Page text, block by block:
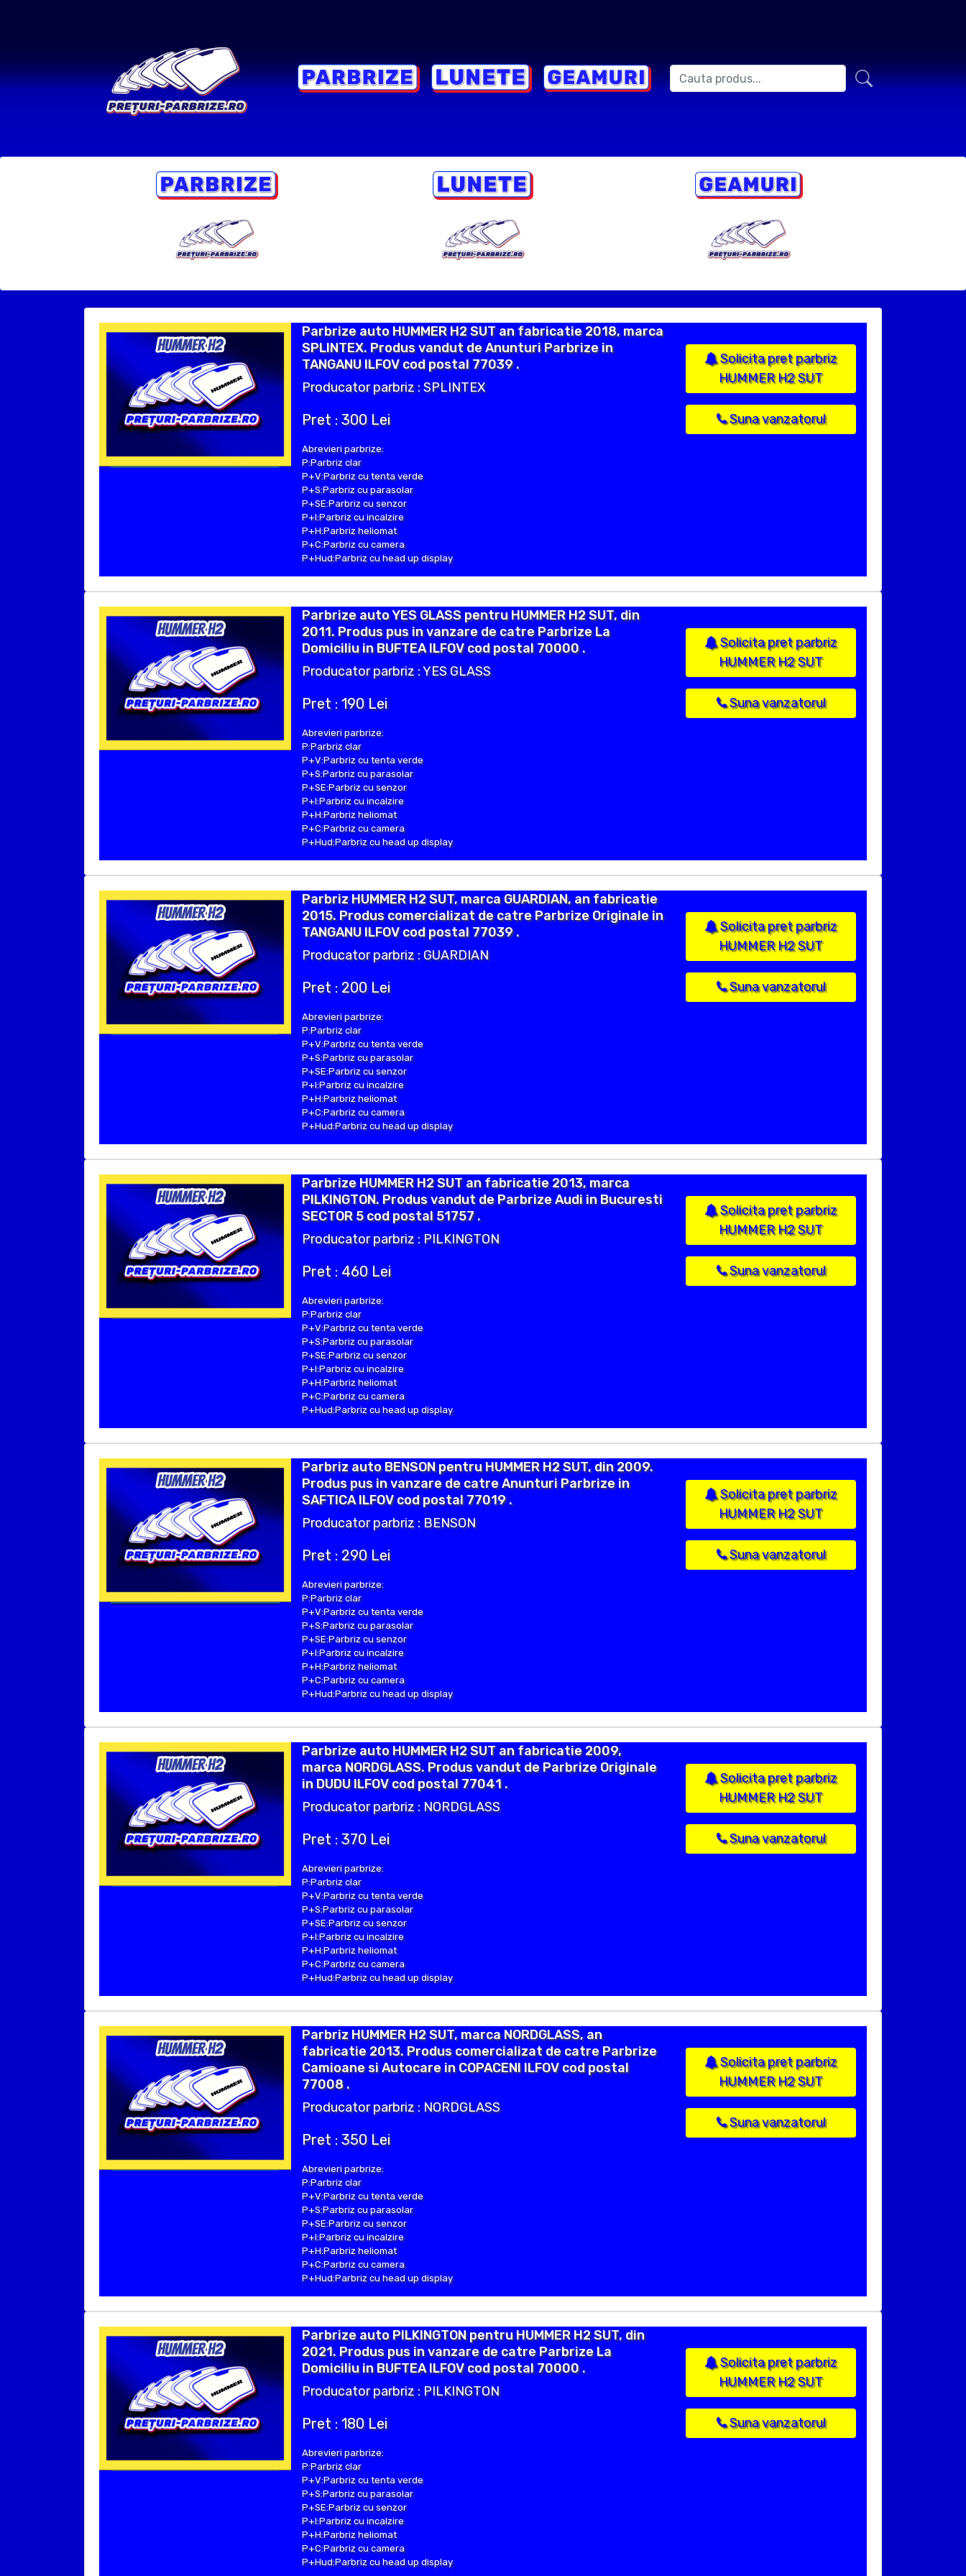
Parbrize auto HUMMER H2 SUT an fabricatie 2018, marca
SPLINTEX. Produs vandut de Anunturi Parbrize in
TANGANU ILFOV cod postal 77039 .
Producator parbriz : SPLINTEX
Pret : 300 Lei
Abrevieri parbrize:
P:Parbriz clar
P+V:Parbriz cu tenta verde
P+S:Parbriz cu parasolar
P+SE:Parbriz cu senzor
P+I:Parbriz cu incalzire
P+H:Parbriz heliomat
P+C:Parbriz cu camera
P+Hud:Parbriz cu head up display
Solicita pret parbriz
HUMMER H2 SUT
Suna vanzatorul
Parbrize auto YES GLASS pentru HUMMER H2 SUT, din
2011. Produs pus in vanzare de catre Parbrize La
Domiciliu in BUFTEA ILFOV cod postal 70000 .
Producator parbriz : YES GLASS
Pret : 190 Lei
Abrevieri parbrize:
P:Parbriz clar
P+V:Parbriz cu tenta verde
P+S:Parbriz cu parasolar
P+SE:Parbriz cu senzor
P+I:Parbriz cu incalzire
P+H:Parbriz heliomat
P+C:Parbriz cu camera
P+Hud:Parbriz cu head up display
Solicita pret parbriz
HUMMER H2 SUT
Suna vanzatorul
Parbriz HUMMER H2 SUT, marca GUARDIAN, an fabricatie
2015. Produs comercializat de catre Parbrize Originale in
TANGANU ILFOV cod postal 77039 .
Producator parbriz : GUARDIAN
Pret : 200 Lei
Abrevieri parbrize:
P:Parbriz clar
P+V:Parbriz cu tenta verde
P+S:Parbriz cu parasolar
P+SE:Parbriz cu senzor
P+I:Parbriz cu incalzire
P+H:Parbriz heliomat
P+C:Parbriz cu camera
P+Hud:Parbriz cu head up display
Solicita pret parbriz
HUMMER H2 SUT
Suna vanzatorul
Parbrize HUMMER H2 SUT an fabricatie 2013, marca
PILKINGTON. Produs vandut de Parbrize Audi in Bucuresti
SECTOR 5 cod postal 51757 .
Producator parbriz : PILKINGTON
Pret : 460 Lei
Abrevieri parbrize:
P:Parbriz clar
P+V:Parbriz cu tenta verde
P+S:Parbriz cu parasolar
P+SE:Parbriz cu senzor
P+I:Parbriz cu incalzire
P+H:Parbriz heliomat
P+C:Parbriz cu camera
P+Hud:Parbriz cu head up display
Solicita pret parbriz
HUMMER H2 SUT
Suna vanzatorul
Parbriz auto BENSON pentru HUMMER H2 SUT, din 2009.
Produs pus in vanzare de catre Anunturi Parbrize in
SAFTICA ILFOV cod postal 77019 .
Producator parbriz : BENSON
Pret : 290 Lei
Abrevieri parbrize:
P:Parbriz clar
P+V:Parbriz cu tenta verde
P+S:Parbriz cu parasolar
P+SE:Parbriz cu senzor
P+I:Parbriz cu incalzire
P+H:Parbriz heliomat
P+C:Parbriz cu camera
P+Hud:Parbriz cu head up display
Solicita pret parbriz
HUMMER H2 SUT
Suna vanzatorul
Parbrize auto HUMMER H2 SUT an fabricatie 2009,
marca NORDGLASS. Produs vandut de Parbrize Originale
in DUDU ILFOV cod postal 77041 .
Producator parbriz : NORDGLASS
Pret : 370 Lei
Abrevieri parbrize:
P:Parbriz clar
P+V:Parbriz cu tenta verde
P+S:Parbriz cu parasolar
P+SE:Parbriz cu senzor
P+I:Parbriz cu incalzire
P+H:Parbriz heliomat
P+C:Parbriz cu camera
P+Hud:Parbriz cu head up display
Solicita pret parbriz
HUMMER H2 SUT
Suna vanzatorul
Parbriz HUMMER H2 SUT, marca NORDGLASS, an
fabricatie 2013. Produs comercializat de catre Parbrize
Camioane si Autocare in COPACENI ILFOV cod postal
77008 .
Producator parbriz : NORDGLASS
Pret : 350 Lei
Abrevieri parbrize:
P:Parbriz clar
P+V:Parbriz cu tenta verde
P+S:Parbriz cu parasolar
P+SE:Parbriz cu senzor
P+I:Parbriz cu incalzire
P+H:Parbriz heliomat
P+C:Parbriz cu camera
P+Hud:Parbriz cu head up display
Solicita pret parbriz
HUMMER H2 SUT
Suna vanzatorul
Parbrize auto PILKINGTON pentru HUMMER H2 SUT, din
2021. Produs pus in vanzare de catre Parbrize La
Domiciliu in BUFTEA ILFOV cod postal 70000 .
Producator parbriz : PILKINGTON
Pret : 180 Lei
Abrevieri parbrize:
P:Parbriz clar
P+V:Parbriz cu tenta verde
P+S:Parbriz cu parasolar
P+SE:Parbriz cu senzor
P+I:Parbriz cu incalzire
P+H:Parbriz heliomat
P+C:Parbriz cu camera
P+Hud:Parbriz cu head up display
Solicita pret parbriz
HUMMER H2 SUT
Suna vanzatorul